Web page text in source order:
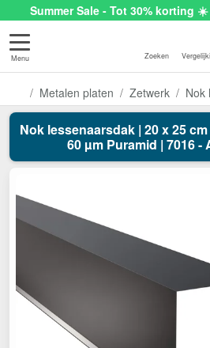
Summer Sale - Tot 30% korting
Menu Zoeken
Metalen platen Zetwerk Nok
Nok lessenaarsdak | 20 x 25 cm
60 µm Puramid | 7016